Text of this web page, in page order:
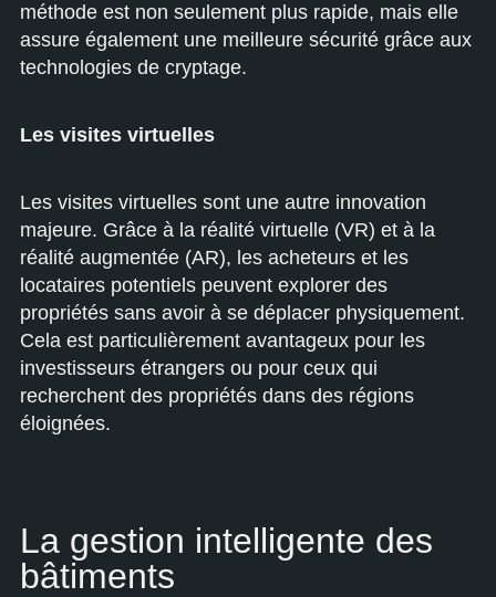
méthode est non seulement plus rapide, mais elle
assure également une meilleure sécurité grâce aux
technologies de cryptage.
Les visites virtuelles
Les visites virtuelles sont une autre innovation
majeure. Grâce à la réalité virtuelle (VR) et à la
réalité augmentée (AR), les acheteurs et les
locataires potentiels peuvent explorer des
propriétés sans avoir à se déplacer physiquement.
Cela est particulièrement avantageux pour les
investisseurs étrangers ou pour ceux qui
recherchent des propriétés dans des régions
éloignées.
La gestion intelligente des
bâtiments